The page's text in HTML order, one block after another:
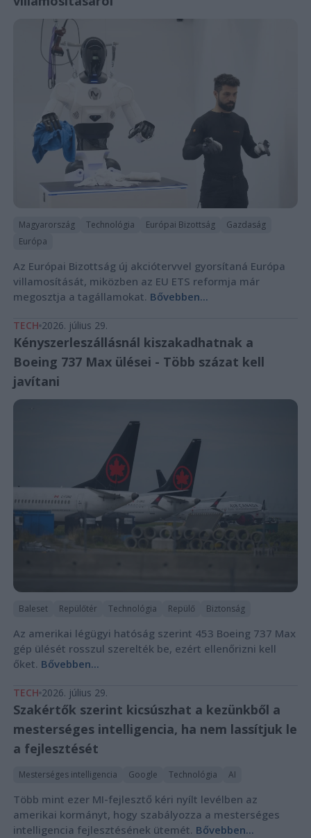
Magyarország Technológia Európai Bizottság
Gazdaság
Európa
Az Európai Bizottság új akciótervvel gyorsítaná Európa
villamosítását, miközben az EU ETS reformja már
megosztja a tagállamokat. Bővebben...
TECH 2026. július 29.
Kényszerleszállásnál kiszakadhatnak a
Boeing 737 Max ülései - Több százat kell
javítani
Baleset Repülőtér Technológia Repülő Biztonság
Az amerikai légügyi hatóság szerint 453 Boeing 737 Max
gép ülését rosszul szerelték be, ezért ellenőrizni kell
őket. Bővebben...
TECH 2026. július 29.
Szakértők szerint kicsúszhat a kezünkből a
mesterséges intelligencia, ha nem lassítjuk le
a fejlesztését
Mesterséges intelligencia Google Technológia AI
Több mint ezer MI-fejlesztő kéri nyílt levélben az
amerikai kormányt, hogy szabályozza a mesterséges
intelligencia fejlesztésének ütemét. Bővebben...